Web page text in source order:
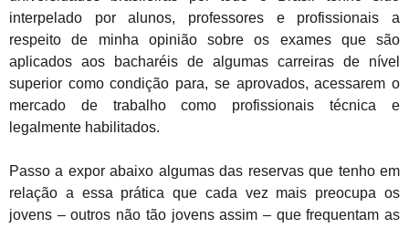
interpelado por alunos, professores e profissionais a
respeito de minha opinião sobre os exames que são
aplicados aos bacharéis de algumas carreiras de nível
superior como condição para, se aprovados, acessarem o
mercado de trabalho como profissionais técnica e
legalmente habilitados.
Passo a expor abaixo algumas das reservas que tenho em
relação a essa prática que cada vez mais preocupa os
jovens – outros não tão jovens assim – que frequentam as